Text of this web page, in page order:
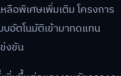
ลือพิเศษเพิ่มเติม โครงการ
อัตโนมัติเข้ามาทดแทน
งขัน